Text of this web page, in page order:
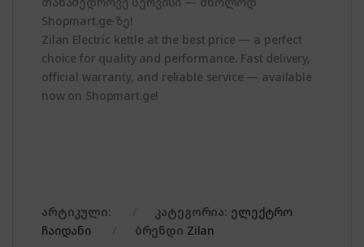
Shopmart.ge-ზე!
Zilan Electric kettle at the best price — a perfect
choice for quality and performance. Fast delivery,
official warranty, and reliable service — available
now on Shopmart.ge!
არტიკული: კატეგორია: ელექტრო
ჩაიდანი
ბრენდი Zilan